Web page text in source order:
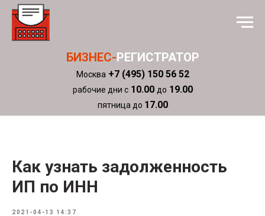
БИЗНЕС-РЕГИСТРАТОР
Москва +7 (495) 150 56 52
рабочие дни с 10.00 до 19.00
пятница до 17.00
Как узнать задолженность
ИП по ИНН
2021-04-13 14:37